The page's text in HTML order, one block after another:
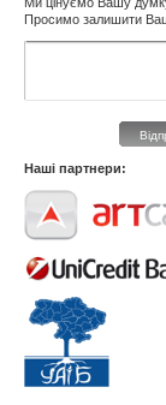
Просимо залишити
Наші партнери: